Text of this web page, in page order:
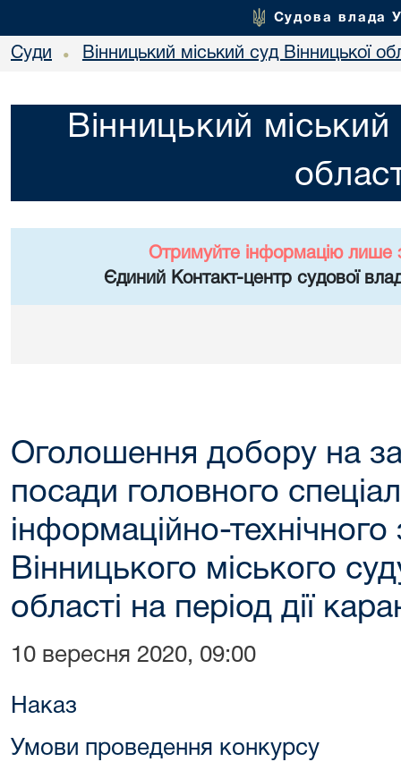
Судова влада
Суди • Вінницький міський суд Вінницької
Вінницький міський
Отримуйте інформацію лише
Єдиний Контакт-центр судової
Оголошення добору на
посади головного
інформаційно-
Вінницького міського
області на період дії
10 вересня 2020, 09:00
Наказ
Умови проведення конкурсу